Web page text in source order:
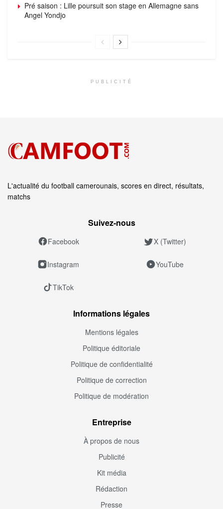
Pré saison : Lille poursuit son stage en Allemagne sans
Angel Yondjo
PUBLICITÉ
L'actualité du football camerounais, scores en direct, résultats,
matchs
Suivez‑nous
Facebook X (Twitter)
Instagram YouTube
TikTok
Informations légales
Mentions légales
Politique éditoriale
Politique de confidentialité
Politique de correction
Politique de modération
Entreprise
À propos de nous
Publicité
Kit média
Rédaction
Presse